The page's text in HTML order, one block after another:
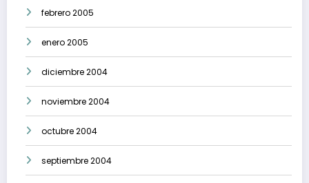
febrero 2005
enero 2005
diciembre 2004
noviembre 2004
octubre 2004
septiembre 2004